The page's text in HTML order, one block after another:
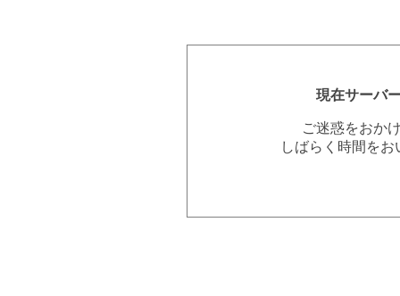
現在サーバ
ご迷惑をおか
しばらく時間を